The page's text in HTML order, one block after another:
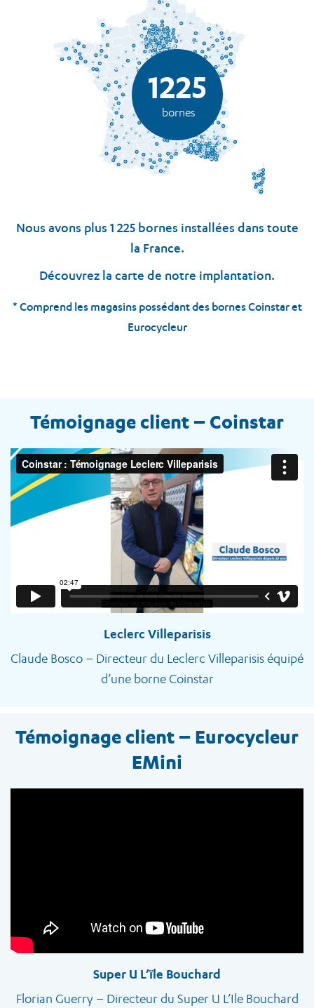
1225
bornes
Nous avons plus 1 225 bornes installées dans toute
la France.
Découvrez la carte de notre implantation.
* Comprend les magasins possédant des bornes Coinstar et
Eurocycleur
Témoignage client – Coinstar
Leclerc Villeparisis
Claude Bosco – Directeur du Leclerc Villeparisis équipé
d’une borne Coinstar
Témoignage client – Eurocycleur
EMini
Super U L’ïle Bouchard
Florian Guerry – Directeur du Super U L’Ile Bouchard